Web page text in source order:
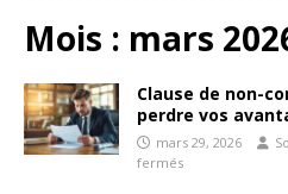
Mois : mars
Clause de non-
perdre vos
mars 29, 2026
fermés